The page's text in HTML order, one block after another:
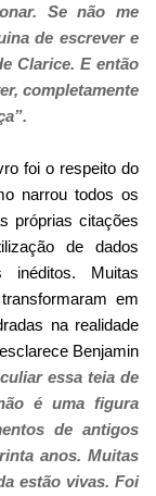
Se não me
de escrever e
Clarice. E então
completamente
foi o respeito do
narrou todos os
próprias citações
de dados
inéditos. Muitas
em
na realidade
Benjamin
essa teia de
é uma figura
de antigos
anos. Muitas
estão vivas. Foi